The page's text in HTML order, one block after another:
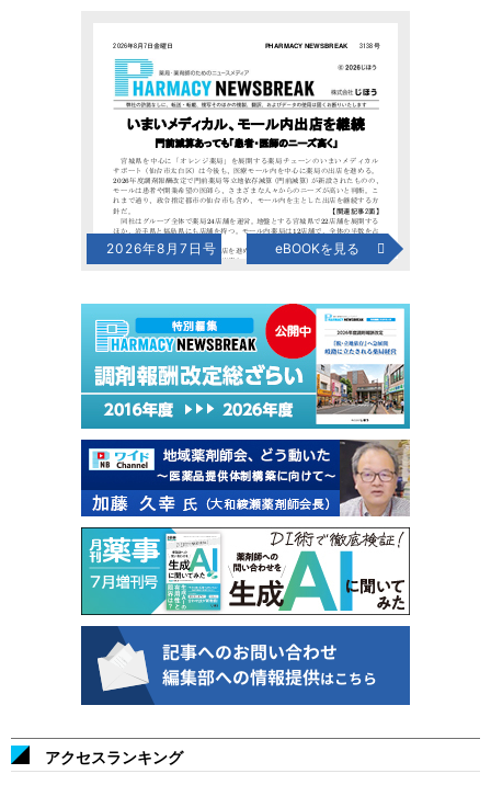
2026年8月7日号 eBOOKを見る
アクセスランキング